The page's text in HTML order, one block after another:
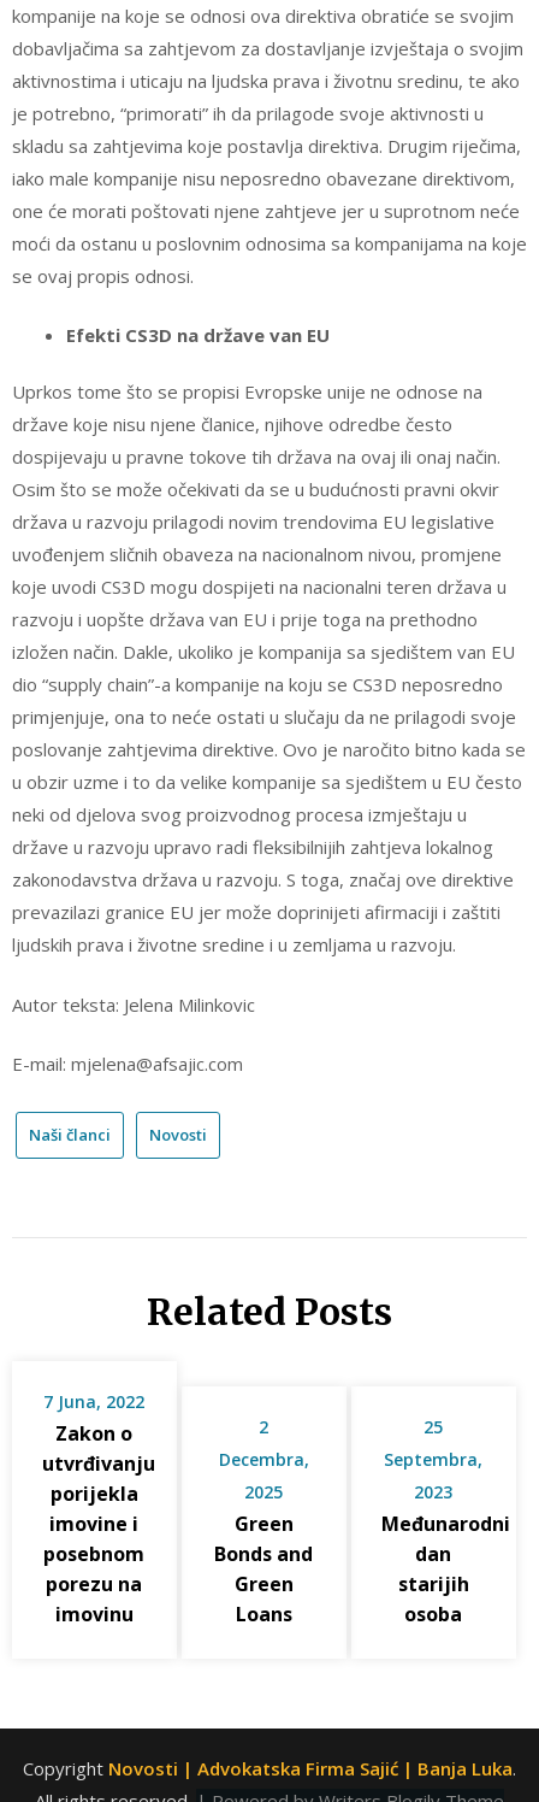
kompanije na koje se odnosi ova direktiva obratiće se svojim
dobavljačima sa zahtjevom za dostavljanje izvještaja o svojim
aktivnostima i uticaju na ljudska prava i životnu sredinu, te ako
je potrebno, “primorati” ih da prilagode svoje aktivnosti u
skladu sa zahtjevima koje postavlja direktiva. Drugim riječima,
iako male kompanije nisu neposredno obavezane direktivom,
one će morati poštovati njene zahtjeve jer u suprotnom neće
moći da ostanu u poslovnim odnosima sa kompanijama na koje
se ovaj propis odnosi.
Efekti CS3D na države van EU
Uprkos tome što se propisi Evropske unije ne odnose na
države koje nisu njene članice, njihove odredbe često
dospijevaju u pravne tokove tih država na ovaj ili onaj način.
Osim što se može očekivati da se u budućnosti pravni okvir
država u razvoju prilagodi novim trendovima EU legislative
uvođenjem sličnih obaveza na nacionalnom nivou, promjene
koje uvodi CS3D mogu dospijeti na nacionalni teren država u
razvoju i uopšte država van EU i prije toga na prethodno
izložen način. Dakle, ukoliko je kompanija sa sjedištem van EU
dio “supply chain”-a kompanije na koju se CS3D neposredno
primjenjuje, ona to neće ostati u slučaju da ne prilagodi svoje
poslovanje zahtjevima direktive. Ovo je naročito bitno kada se
u obzir uzme i to da velike kompanije sa sjedištem u EU često
neki od djelova svog proizvodnog procesa izmještaju u
države u razvoju upravo radi fleksibilnijih zahtjeva lokalnog
zakonodavstva država u razvoju. S toga, značaj ove direktive
prevazilazi granice EU jer može doprinijeti afirmaciji i zaštiti
ljudskih prava i životne sredine i u zemljama u razvoju.
Autor teksta: Jelena Milinkovic
E-mail: mjelena@afsajic.com
Naši članci Novosti
Related Posts
7 Juna, 2022
Zakon o
utvrđivanju
porijekla
imovine i
posebnom
porezu na
imovinu
2
Decembra,
2025
Green
Bonds and
Green
Loans
25
Septembra,
2023
Međunarodni
dan
starijih
osoba
Copyright Novosti | Advokatska Firma Sajić | Banja Luka.